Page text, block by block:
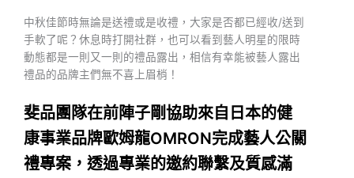
中秋佳節時無論是送禮或是收禮，大家是否都已經收/送到
手軟了呢？休息時打開社群，也可以看到藝人明星的限時
動態都是一則又一則的禮品露出，相信有幸能被藝人露出
禮品的品牌主們無不喜上眉梢！
斐品團隊在前陣子剛協助來自日本的健
康事業品牌歐姆龍OMRON完成藝人公關
禮專案，透過專業的邀約聯繫及質感滿